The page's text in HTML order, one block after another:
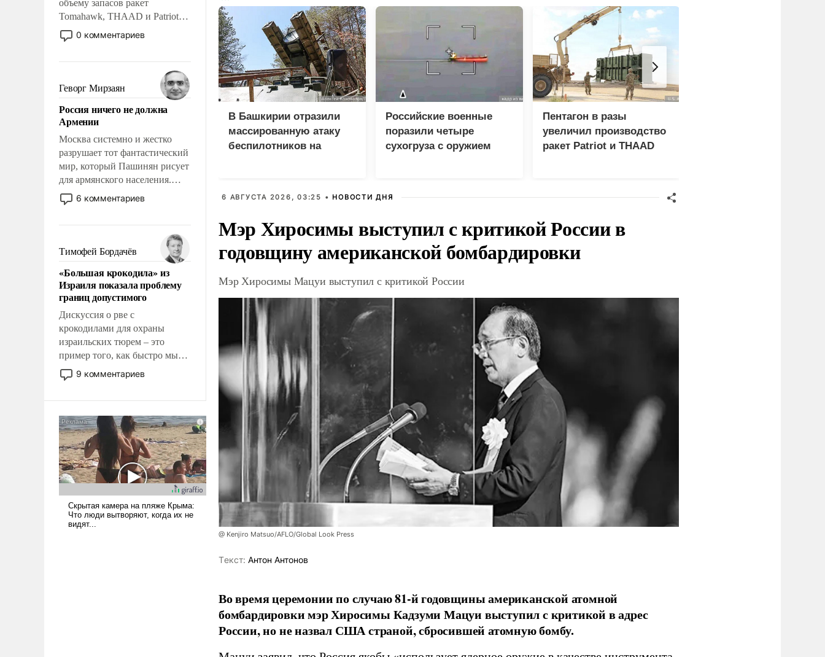
объему запасов ракет
Tomahawk, THAAD и Patriot
США потребуется более трех
лет. Даже небольшая война с
Сложившаяся ситуация
означает многолетний период
уязвимости США, например,
перед Китаем.
0 комментариев
Геворг Мирзаян
Россия ничего не должна
Армении
Москва системно и жестко
разрушает тот фантастический
мир, который Пашинян рисует
для армянского населения.
Мир, где этому населению все
должны просто по
политические прожекты будут
беспрекословно оплачиваться
за счет российских
налогоплательщиков и где за
свои поступки не нужно
отвечать.
6 комментариев
Тимофей Бордачёв
«Большая крокодила» из
Израиля показала проблему
границ допустимого
Дискуссия о рве с
крокодилами для охраны
израильских тюрем – это
пример того, как быстро мы
двигаемся по пути
революционных изменений.
псевдонаучной фантастики,
стало всерьез обсуждаемой
идеей.
9 комментариев
В Башкирии отразили
массированную атаку
беспилотников на
Российские военные
поразили четыре
сухогруза с оружием
Пентагон в разы
увеличил производство
ракет Patriot и THAAD
6 АВГУСТА 2026, 03:25 • НОВОСТИ ДНЯ
Мэр Хиросимы выступил с критикой России в
годовщину американской бомбардировки
Мэр Хиросимы Мацуи выступил с критикой России
@ Kenjiro Matsuo/AFLO/Global Look Press
Tекст: Антон Антонов
Во время церемонии по случаю 81-й годовщины американской атомной
бомбардировки мэр Хиросимы Кадзуми Мацуи выступил с критикой в адрес
России, но не назвал США страной, сбросившей атомную бомбу.